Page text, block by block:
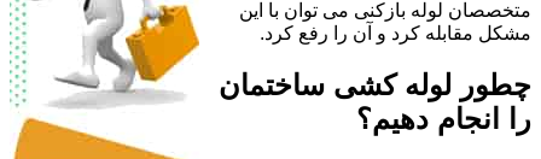
متخصصان لوله بازکنی می توان با این
مشکل مقابله کرد و آن را رفع کرد.
چطور لوله کشی ساختمان
را انجام دهیم؟